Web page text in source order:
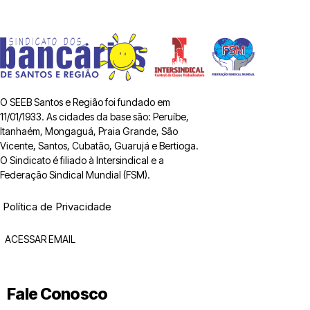
O SEEB Santos e Região foi fundado em
11/01/1933. As cidades da base são: Peruíbe,
Itanhaém, Mongaguá, Praia Grande, São
Vicente, Santos, Cubatão, Guarujá e Bertioga.
O Sindicato é filiado à Intersindical e a
Federação Sindical Mundial (FSM).
Política de Privacidade
ACESSAR EMAIL
Fale Conosco